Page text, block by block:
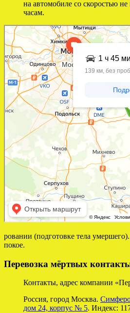
на автомобиле со скоростью
часам.
Яндекс Карты
Яндекс Карты
ровании (подготовке тела
покое.
Перевозка мёртвых
Контакты, адрес компании
Россия, город Москва.
дом 24, корпус № 5. Индекс: